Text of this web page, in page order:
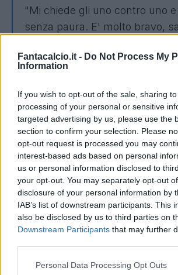
Fantacalcio.it - Do Not Process My
Information
If you wish to opt-out of the sale, sharing
processing of your personal or sensitive
targeted advertising by us, please use the
section to confirm your selection. Please
opt-out request is processed you may
interest-based ads based on personal
us or personal information disclosed to
your opt-out. You may separately opt-out
disclosure of your personal information by
IAB’s list of downstream participants. This
also be disclosed by us to third parties on
Downstream Participants that may further
Personal Data Processing Opt Outs
"Mi chiede gli uno contro uno
senza paura. E' molto bravo,
in panchina e un po' l'ho
pensavo di fare bene. Ma con
è buono e costante. E davanti
lottare, ci sono solo tre posti in
Sul ruolo
"Preferisco giocare da
fatto anche la mezz'ala
in Svizzera. Sono destro, ma
anche il sinistro".